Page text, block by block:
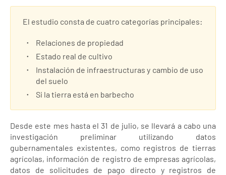
El estudio consta de cuatro categorías principales:
Relaciones de propiedad
Estado real de cultivo
Instalación de infraestructuras y cambio de uso
del suelo
Si la tierra está en barbecho
Desde este mes hasta el 31 de julio, se llevará a cabo una
investigación preliminar utilizando datos
gubernamentales existentes, como registros de tierras
agrícolas, información de registro de empresas agrícolas,
datos de solicitudes de pago directo y registros de